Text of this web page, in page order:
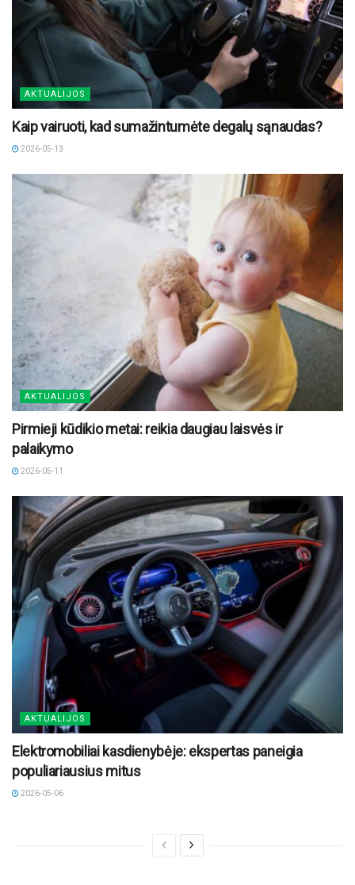
AKTUALIJOS
Kaip vairuoti, kad sumažintumėte degalų sąnaudas?
2026-05-13
AKTUALIJOS
Pirmieji kūdikio metai: reikia daugiau laisvės ir
palaikymo
2026-05-11
AKTUALIJOS
Elektromobiliai kasdienybėje: ekspertas paneigia
populiariausius mitus
2026-05-06